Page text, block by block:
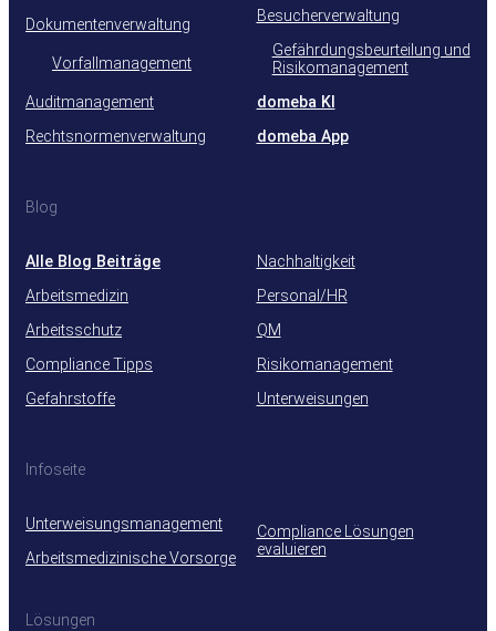
Dokumentenverwaltung
Vorfallmanagement
Auditmanagement
Rechtsnormenverwaltung
Besucherverwaltung
Gefährdungsbeurteilung und
Risikomanagement
domeba KI
domeba App
Blog
Alle Blog Beiträge
Arbeitsmedizin
Arbeitsschutz
Compliance Tipps
Gefahrstoffe
Nachhaltigkeit
Personal/HR
QM
Risikomanagement
Unterweisungen
Infoseite
Unterweisungsmanagement
Arbeitsmedizinische Vorsorge
Compliance Lösungen
evaluieren
Lösungen